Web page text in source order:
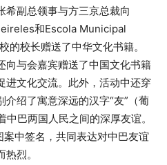
希副总领事与方三京总裁向
和Escola Municipal
校长赠送了中华文化书籍。
向与会嘉宾赠送了中国文化书籍
进文化交流。此外，活动中还穿
绍了寓意深远的汉字“友”（葡
巴两国人民之间的深厚友谊。
案中签名，共同表达对中巴友谊
烈。